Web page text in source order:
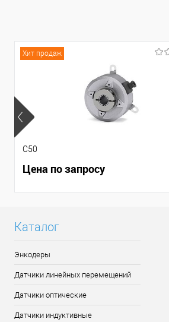
Хит продаж
C50
Цена по запросу
Каталог
Энкодеры
Датчики линейных перемещений
Датчики оптические
Датчики индуктивные